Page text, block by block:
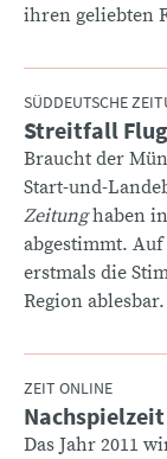
ihren geliebten
SÜDDEUTSCHE
:Streitfall
Braucht der
Start-und-
Zeitunghaben
abgestimmt.
erstmals die
Region ablesbar.
ZEIT ONLINE
:Nachspielzeit
Das Jahr 2011